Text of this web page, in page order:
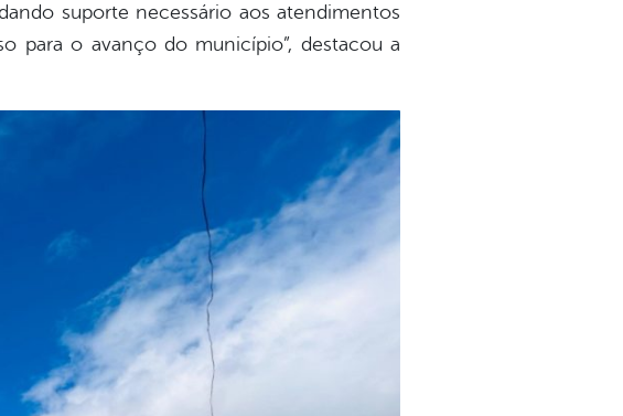
suporte necessário aos atendimentos
para o avanço do município”, destacou a